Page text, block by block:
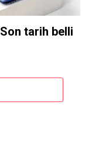
tarih belli